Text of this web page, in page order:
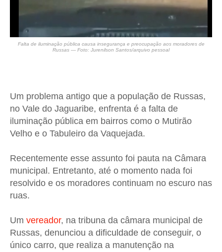
Falta de iluminação pública causa insegurança e preocupação aos moradores de
Russas — Foto: Jurenilson Santos/arquivo pessoal
Um problema antigo que a população de Russas,
no Vale do Jaguaribe, enfrenta é a falta de
iluminação pública em bairros como o Mutirão
Velho e o Tabuleiro da Vaquejada.
Recentemente esse assunto foi pauta na Câmara
municipal. Entretanto, até o momento nada foi
resolvido e os moradores continuam no escuro nas
ruas.
Um vereador, na tribuna da câmara municipal de
Russas, denunciou a dificuldade de conseguir, o
único carro, que realiza a manutenção na